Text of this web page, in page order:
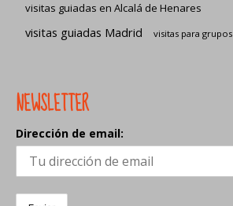
visitas guiadas en Alcalá de Henares
visitas guiadas Madrid visitas para grupos
NEWSLETTER
Dirección de email: